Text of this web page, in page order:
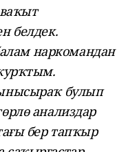
белдек.
наркомандан
булып
анализдар
бер тапҡыр